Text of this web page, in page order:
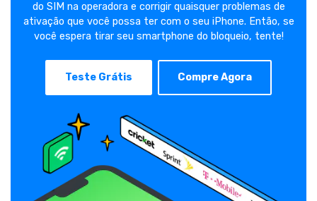
do SIM na operadora e corrigir quaisquer problemas de
ativação que você possa ter com o seu iPhone. Então, se
você espera tirar seu smartphone do bloqueio, tente!
Teste Grátis Compre Agora